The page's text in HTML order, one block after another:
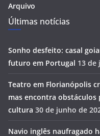
Arquivo
Últimas notícias
Sonho desfeito: casal
futuro em Portugal 13 de
Teatro em Florianópolis
mas encontra obstáculos
cultura 30 de junho de
Navio inglês naufragado